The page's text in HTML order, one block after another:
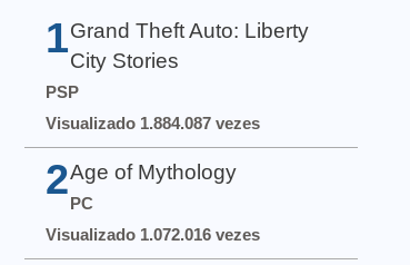
1 Grand Theft Auto: Liberty
City Stories
PSP
Visualizado 1.884.087 vezes
2Age of Mythology
PC
Visualizado 1.072.016 vezes